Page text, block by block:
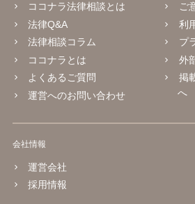
ココナラ法律相談とは
法律Q&A
法律相談コラム
ココナラとは
よくあるご質問
運営へのお問い合わせ
ご
利
プ
外
掲
へ
会社情報
運営会社
採用情報